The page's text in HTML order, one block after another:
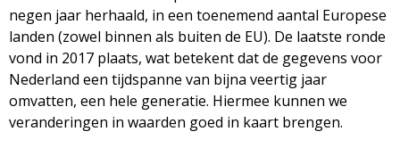
negen jaar herhaald, in een toenemend aantal Europese
landen (zowel binnen als buiten de EU). De laatste ronde
vond in 2017 plaats, wat betekent dat de gegevens voor
Nederland een tijdspanne van bijna veertig jaar
omvatten, een hele generatie. Hiermee kunnen we
veranderingen in waarden goed in kaart brengen.